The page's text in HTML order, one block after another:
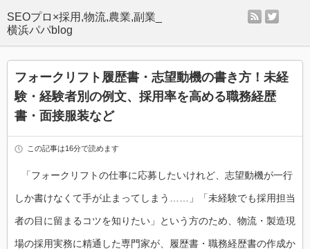
SEOプロ×採用,物流,農業,副業_
横浜パパblog
rss
フォークリフト履歴書・志望動機の書き方！未経
験・経験者別の例文、採用率を高める職務経歴
書・面接服装など
この記事は16分で読めます
「フォークリフトの仕事に応募したいけれど、志望動機が一行
しか書けなくて手が止まってしまう……」「未経験でも採用担当
者の目に留まるコツを知りたい」という方のため、物流・製造現
場の採用実務に精通した専門家が、履歴書・職務経歴書の作成か